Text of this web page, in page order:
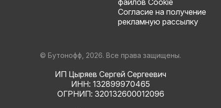
файлов Cookie
Согласие на получение
рекламную рассылку
© Бутонофф, 2026. Все права защищены.
ИП Цыряев Сергей Сергеевич
ИНН: 132899970465
ОГРНИП: 320132600012096